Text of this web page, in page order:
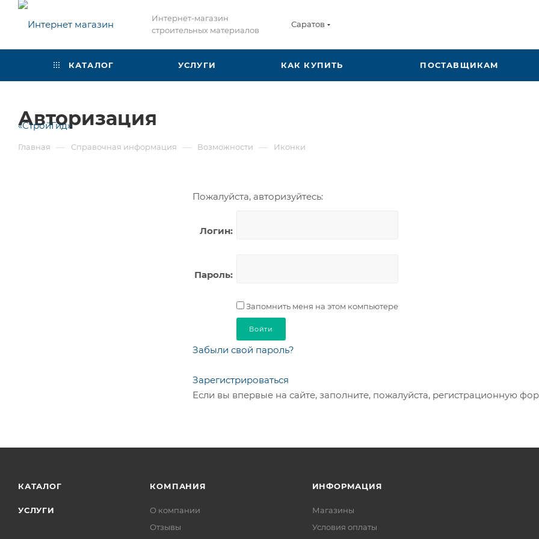
Интернет-магазин
строительных материалов
Саратов
КАТАЛОГ УСЛУГИ КАК КУПИТЬ ПОСТАВЩИКАМ
Авторизация
Главная — Справочная информация — Возможности — Иконки
Пожалуйста, авторизуйтесь:
Логин:
Пароль:
Запомнить меня на этом компьютере
Забыли свой пароль?
Зарегистрироваться
Если вы впервые на сайте, заполните, пожалуйста, регистрационную
КАТАЛОГ
УСЛУГИ
КОМПАНИЯ
О компании
Отзывы
ИНФОРМАЦИЯ
Магазины
Условия оплаты